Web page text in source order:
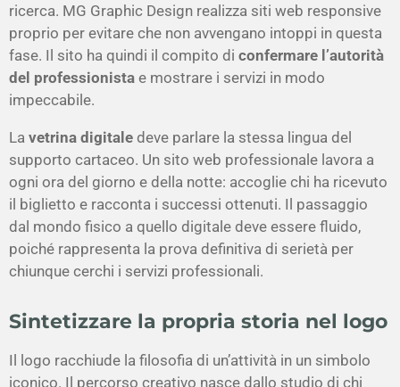
ricerca. MG Graphic Design realizza siti web responsive
proprio per evitare che non avvengano intoppi in questa
fase. Il sito ha quindi il compito di confermare l’autorità
del professionista e mostrare i servizi in modo
impeccabile.
La vetrina digitale deve parlare la stessa lingua del
supporto cartaceo. Un sito web professionale lavora a
ogni ora del giorno e della notte: accoglie chi ha ricevuto
il biglietto e racconta i successi ottenuti. Il passaggio
dal mondo fisico a quello digitale deve essere fluido,
poiché rappresenta la prova definitiva di serietà per
chiunque cerchi i servizi professionali.
Sintetizzare la propria storia nel logo
Il logo racchiude la filosofia di un’attività in un simbolo
iconico. Il percorso creativo nasce dallo studio di chi